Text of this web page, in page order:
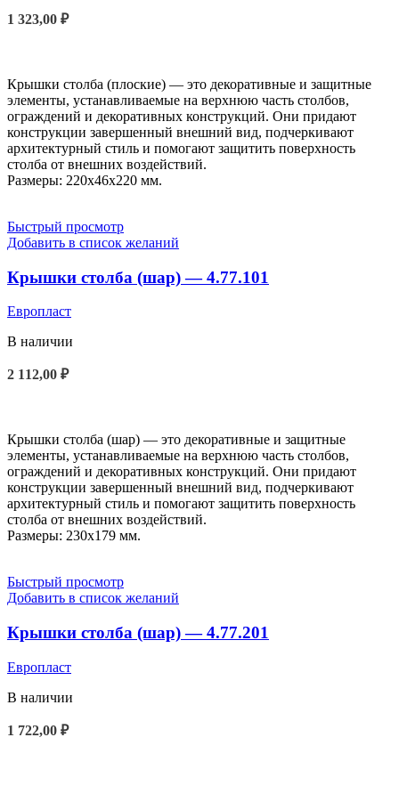
1 323,00 ₽
Крышки столба (плоские) — это декоративные и защитные
элементы, устанавливаемые на верхнюю часть столбов,
ограждений и декоративных конструкций. Они придают
конструкции завершенный внешний вид, подчеркивают
архитектурный стиль и помогают защитить поверхность
столба от внешних воздействий.
Размеры: 220x46x220 мм.
Быстрый просмотр
Добавить в список желаний
Крышки столба (шар) — 4.77.101
Европласт
В наличии
2 112,00 ₽
Крышки столба (шар) — это декоративные и защитные
элементы, устанавливаемые на верхнюю часть столбов,
ограждений и декоративных конструкций. Они придают
конструкции завершенный внешний вид, подчеркивают
архитектурный стиль и помогают защитить поверхность
столба от внешних воздействий.
Размеры: 230x179 мм.
Быстрый просмотр
Добавить в список желаний
Крышки столба (шар) — 4.77.201
Европласт
В наличии
1 722,00 ₽